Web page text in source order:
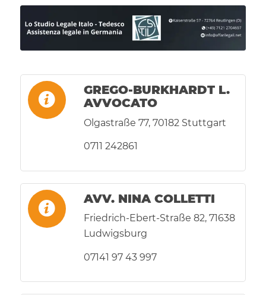
GREGO-BURKHARDT L.
AVVOCATO
Olgastraße 77, 70182 Stuttgart
0711 242861
AVV. NINA COLLETTI
Friedrich-Ebert-Straße 82, 71638
Ludwigsburg
07141 97 43 997